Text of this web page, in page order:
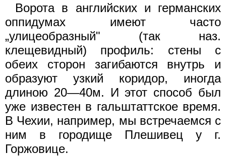
Ворота в английских и германских
оппидумах имеют часто
„улицеобразный" (так наз.
клещевидный) профиль: стены с
обеих сторон загибаются внутрь и
образуют узкий коридор, иногда
длиною 20—40м. И этот способ был
уже известен в гальштаттское время.
В Чехии, например, мы встречаемся с
ним в городище Плешивец у г.
Горжовице.